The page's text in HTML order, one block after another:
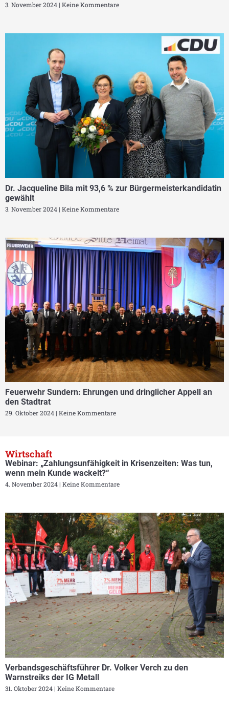
3. November 2024 Keine Kommentare
Dr. Jacqueline Bila mit 93,6 % zur Bürgermeisterkandidatin
gewählt
3. November 2024 Keine Kommentare
Feuerwehr Sundern: Ehrungen und dringlicher Appell an
den Stadtrat
29. Oktober 2024 Keine Kommentare
Wirtschaft
Webinar: „Zahlungsunfähigkeit in Krisenzeiten: Was tun,
wenn mein Kunde wackelt?“
4. November 2024 Keine Kommentare
Verbandsgeschäftsführer Dr. Volker Verch zu den
Warnstreiks der IG Metall
31. Oktober 2024 Keine Kommentare